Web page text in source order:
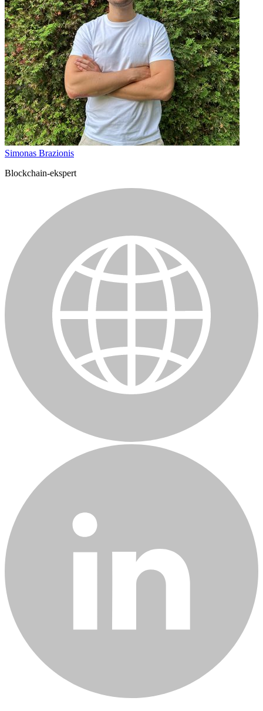
Simonas Brazionis
Blockchain-ekspert